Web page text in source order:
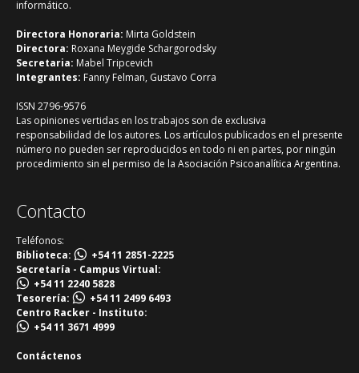
informático.
Directora Honoraria: Mirta Goldstein
Directora: Roxana Meygide Schargorodsky
Secretaria: Mabel Tripcevich
Integrantes: Fanny Felman, Gustavo Corra
ISSN 2796-9576
Las opiniones vertidas en los trabajos son de exclusiva
responsabilidad de los autores. Los artículos publicados en el presente
número no pueden ser reproducidos en todo ni en partes, por ningún
procedimiento sin el permiso de la Asociación Psicoanalítica Argentina.
Contacto
Teléfonos:
Biblioteca:
+54 11 2851-2225
Secretaría - Campus Virtual:
+54 11 2240 5828
Tesorería:
+54 11 2499 6493
Centro Racker - Instituto:
+54 11 3671 4999
Contáctenos